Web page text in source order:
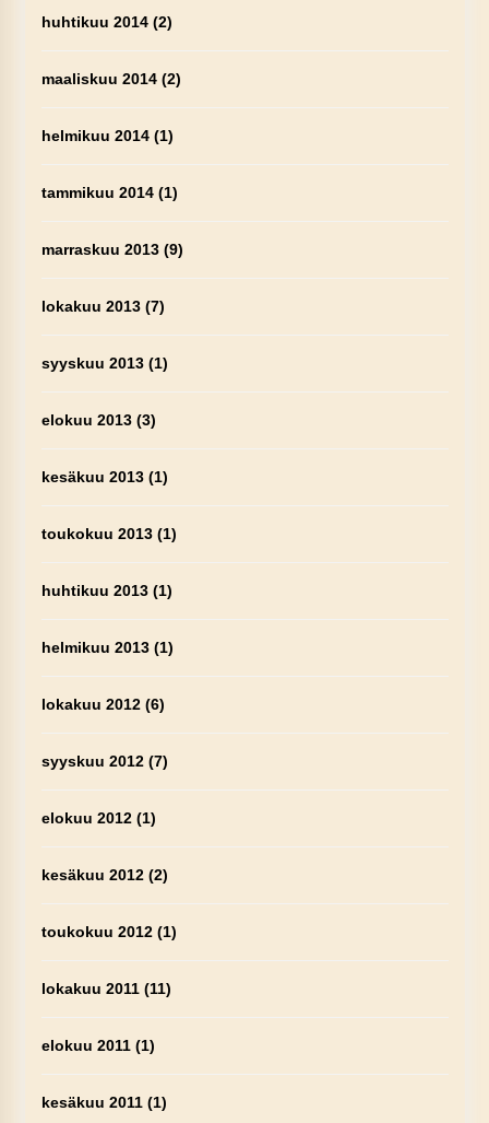
huhtikuu 2014(2)
maaliskuu 2014(2)
helmikuu 2014(1)
tammikuu 2014(1)
marraskuu 2013(9)
lokakuu 2013(7)
syyskuu 2013(1)
elokuu 2013(3)
kesäkuu 2013(1)
toukokuu 2013(1)
huhtikuu 2013(1)
helmikuu 2013(1)
lokakuu 2012(6)
syyskuu 2012(7)
elokuu 2012(1)
kesäkuu 2012(2)
toukokuu 2012(1)
lokakuu 2011(11)
elokuu 2011(1)
kesäkuu 2011(1)